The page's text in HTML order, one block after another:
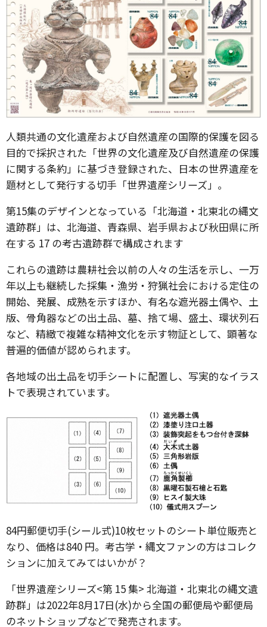
人類共通の文化遺産および自然遺産の国際的保護を図る
目的で採択された「世界の文化遺産及び自然遺産の保護
に関する条約」に基づき登録された、日本の世界遺産を
題材として発行する切手「世界遺産シリーズ」。
第15集のデザインとなっている「北海道・北東北の縄文
遺跡群」は、北海道、青森県、岩手県および秋田県に所
在する 17 の考古遺跡群で構成されます
これらの遺跡は農耕社会以前の人々の生活を示し、一万
年以上も継続した採集・漁労・狩猟社会における定住の
開始、発展、成熟を示すほか、有名な遮光器土偶や、土
版、骨角器などの出土品、墓、捨て場、盛土、環状列石
など、精緻で複雑な精神文化を示す物証として、顕著な
普遍的価値が認められます。
各地域の出土品を切手シートに配置し、写実的なイラス
トで表現されています。
84円郵便切手(シール式)10枚セットのシート単位販売と
なり、価格は840 円。考古学・縄文ファンの方はコレク
ションに加えてみてはいかが？
「世界遺産シリーズ<第 15 集> 北海道・北東北の縄文遺
跡群」は2022年8月17日(水)から全国の郵便局や郵便局
のネットショップなどで発売されます。